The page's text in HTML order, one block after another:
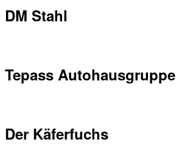
DM Stahl
Tepass Autohausgruppe
Der Käferfuchs